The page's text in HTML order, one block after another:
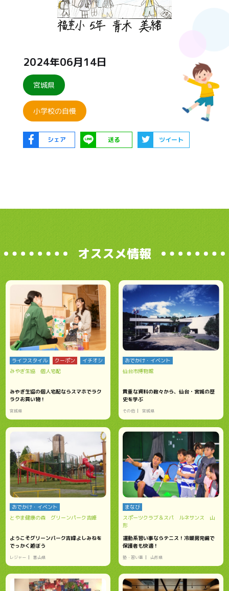
2024年06月14日
宮城県
小学校の自慢
シェア 送る ツイート
オススメ情報
ライフスタイル クーポン
イチオシ
みやぎ生協 個人宅配
みやぎ生協の個人宅配ならスマホでラク
ラクお買い物！
宮城県
おでかけ・イベント
仙台市博物館
貴重な資料の数々から、仙台・宮城の歴
史を学ぶ
その他 宮城県
おでかけ・イベント
とやま健康の森 グリーンパーク吉峰
ようこそグリーンパーク吉峰よしみねを
でっかく遊ぼう
レジャー 富山県
まなび
スポーツクラブ＆スパ ルネサンス 山
形
運動系習い事ならテニス！冷暖房完備で
保護者も快適！
塾・習い事 山形県